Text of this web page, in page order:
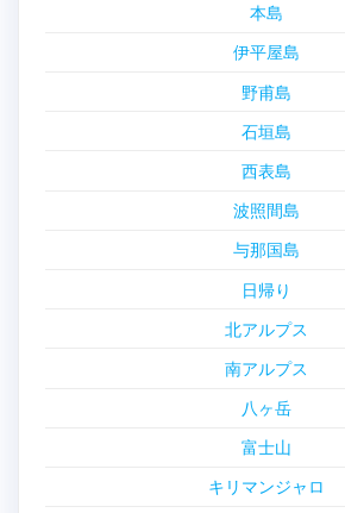
本島
伊平屋島
野甫島
石垣島
西表島
波照間島
与那国島
日帰り
北アルプス
南アルプス
八ヶ岳
富士山
キリマンジャロ